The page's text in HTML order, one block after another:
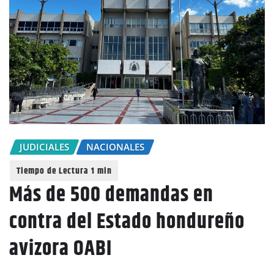
JUDICIALES NACIONALES
Más de 500 demandas en
contra del Estado hondureño
avizora OABI